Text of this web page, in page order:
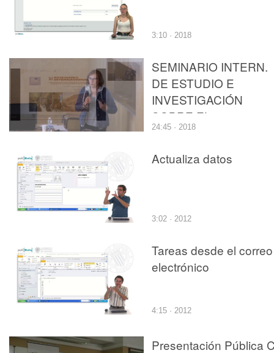
3:10 · 2018
SEMINARIO INTERN.
DE ESTUDIO E
INVESTIGACIÓN
SOBRE EL
RECONOCIMIENTO,
CONSERVACIÓN Y EL
Serra Lluch
24:45 · 2018
Actualiza datos
3:02 · 2012
Tareas desde el correo
electrónico
4:15 · 2012
Presentación Pública